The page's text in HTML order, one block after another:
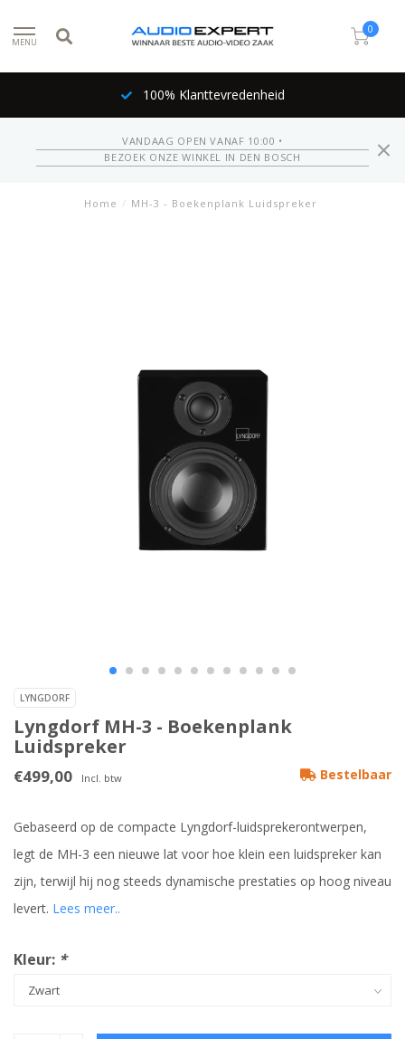
MENU
0
100% Klanttevredenheid
VANDAAG OPEN VANAF 10:00 •
BEZOEK ONZE WINKEL IN DEN BOSCH
Home / MH-3 - Boekenplank Luidspreker
LYNGDORF
Lyngdorf MH-3 - Boekenplank
Luidspreker
€499,00 Incl. btw Bestelbaar
Gebaseerd op de compacte Lyngdorf-luidsprekerontwerpen,
legt de MH-3 een nieuwe lat voor hoe klein een luidspreker kan
zijn, terwijl hij nog steeds dynamische prestaties op hoog niveau
levert. Lees meer..
Kleur: *